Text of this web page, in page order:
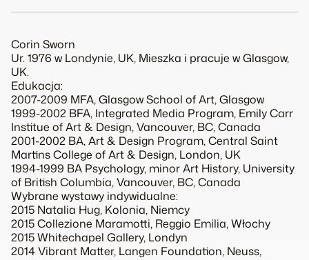
Corin Sworn
Ur. 1976 w Londynie, UK, Mieszka i pracuje w Glasgow,
UK.
Edukacja:
2007-2009 MFA, Glasgow School of Art, Glasgow
1999-2002 BFA, Integrated Media Program, Emily Carr
Institue of Art & Design, Vancouver, BC, Canada
2001-2002 BA, Art & Design Program, Central Saint
Martins College of Art & Design, London, UK
1994-1999 BA Psychology, minor Art History, University
of British Columbia, Vancouver, BC, Canada
Wybrane wystawy indywidualne:
2015 Natalia Hug, Kolonia, Niemcy
2015 Collezione Maramotti, Reggio Emilia, Włochy
2015 Whitechapel Gallery, Londyn
2014 Vibrant Matter, Langen Foundation, Neuss,